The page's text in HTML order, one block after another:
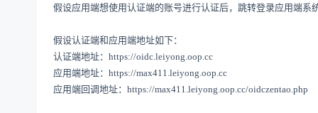
假设应用端想使用认证端的账号进行认证后，跳转登录应用端系
假设认证端和应用端地址如下：
认证端地址： https://oidc.leiyong.oop.cc
应用端地址： https://max411.leiyong.oop.cc
应用端回调地址： https://max411.leiyong.oop.cc/oidczentao.php